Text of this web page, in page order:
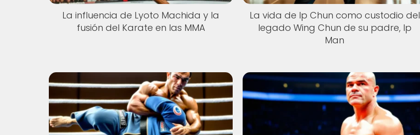
La influencia de Lyoto Machida y la
fusión del Karate en las MMA
La vida de Ip Chun como custodio del
legado Wing Chun de su padre, Ip
Man